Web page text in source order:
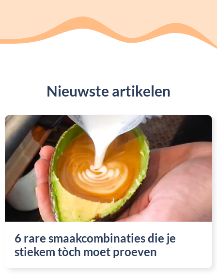
Nieuwste artikelen
6 rare smaakcombinaties die je
stiekem tòch moet proeven